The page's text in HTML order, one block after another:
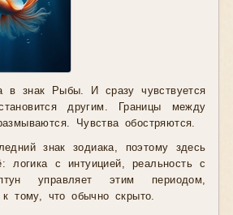
в знак Рыбы. И сразу чувствуется
другим. Границы между
Чувства обостряются.
знак зодиака, поэтому здесь
логика с интуицией, реальность с
управляет этим периодом,
к тому, что обычно скрыто.